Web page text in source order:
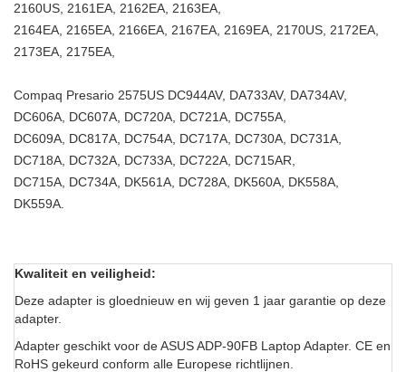
2160US, 2161EA, 2162EA, 2163EA,
2164EA, 2165EA, 2166EA, 2167EA, 2169EA, 2170US, 2172EA,
2173EA, 2175EA,
Compaq Presario 2575US DC944AV, DA733AV, DA734AV,
DC606A, DC607A, DC720A, DC721A, DC755A,
DC609A, DC817A, DC754A, DC717A, DC730A, DC731A,
DC718A, DC732A, DC733A, DC722A, DC715AR,
DC715A, DC734A, DK561A, DC728A, DK560A, DK558A,
DK559A.
Kwaliteit en veiligheid:
Deze adapter is gloednieuw en wij geven 1 jaar garantie op deze
adapter.
Adapter geschikt voor de ASUS ADP-90FB Laptop Adapter. CE en
RoHS gekeurd conform alle Europese richtlijnen.